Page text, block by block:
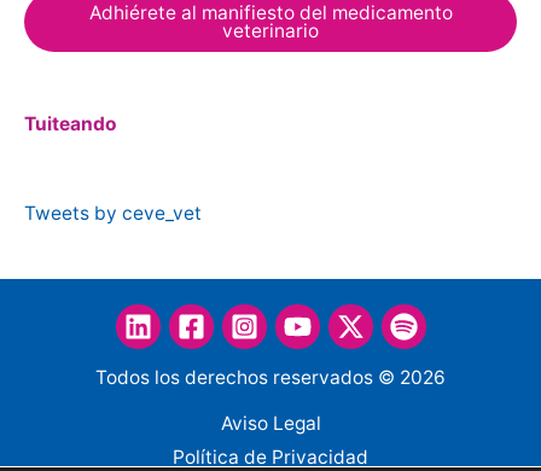
Adhiérete al manifiesto del medicamento
veterinario
Tuiteando
Tweets by ceve_vet
Todos los derechos reservados © 2026
Aviso Legal
Política de Privacidad